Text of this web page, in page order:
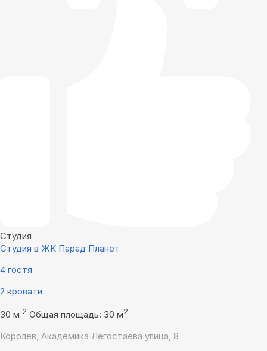
Студия
Студия в ЖК Парад Планет
4 гостя
2 кровати
30 м 2 Общая площадь: 30 м2
Королёв, Академика Легостаева улица, 8